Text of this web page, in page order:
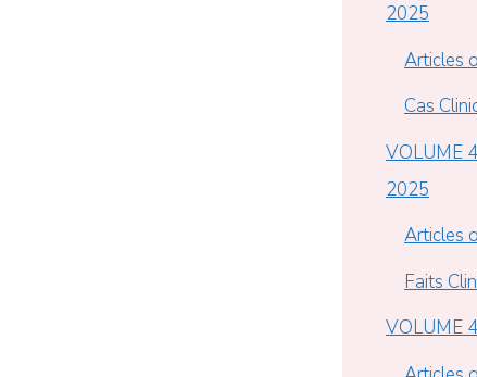
2025
Articles
Cas
VOLUME
2025
Articles
Faits
VOLUME